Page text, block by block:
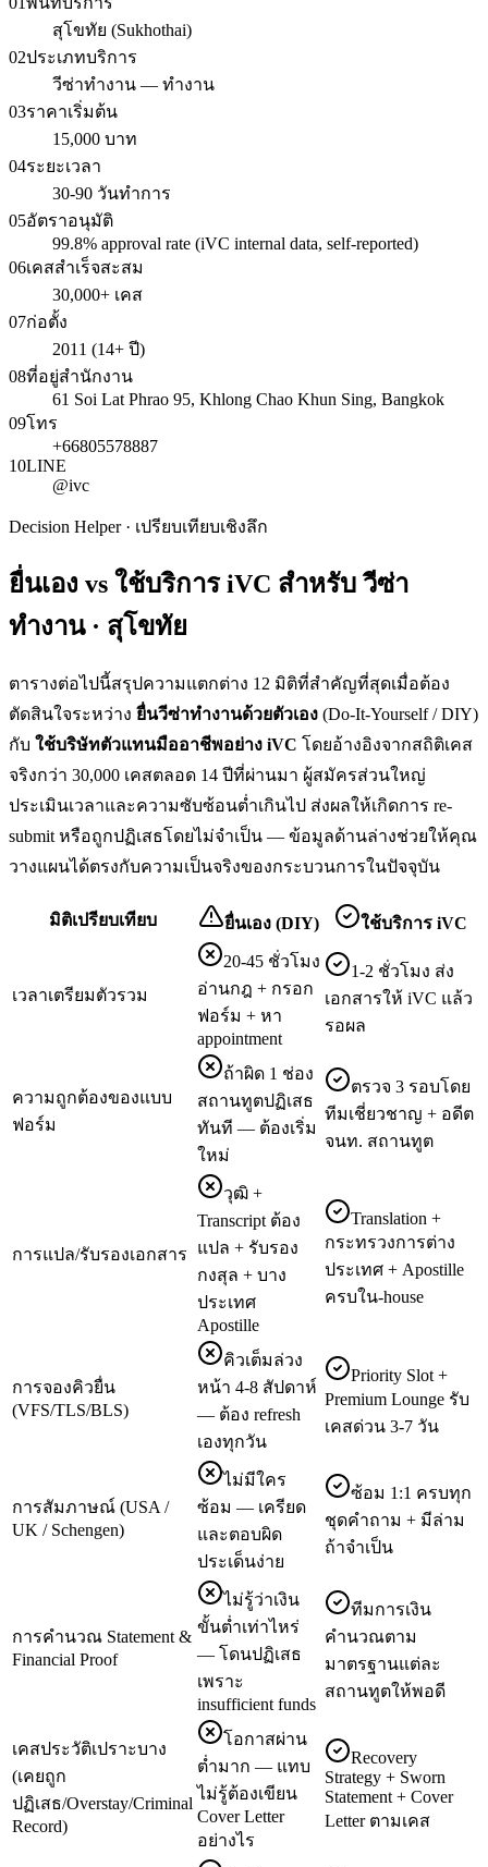
สุโขทัย (Sukhothai)
02ประเภทบริการ
วีซ่าทำงาน — ทำงาน
03ราคาเริ่มต้น
15,000 บาท
04ระยะเวลา
30-90 วันทำการ
05อัตราอนุมัติ
99.8% approval rate (iVC internal data, self-reported)
06เคสสำเร็จสะสม
30,000+ เคส
07ก่อตั้ง
2011 (14+ ปี)
08ที่อยู่สำนักงาน
61 Soi Lat Phrao 95, Khlong Chao Khun Sing, Bangkok
09โทร
+66805578887
10LINE
@ivc
Decision Helper · เปรียบเทียบเชิงลึก
ยื่นเอง vs ใช้บริการ iVC สำหรับวีซ่า
ทำงาน · สุโขทัย
ตารางต่อไปนี้สรุปความแตกต่าง 12 มิติที่สำคัญที่สุดเมื่อต้อง
ตัดสินใจระหว่าง ยื่นวีซ่าทำงานด้วยตัวเอง (Do-It-Yourself / DIY)
กับ ใช้บริษัทตัวแทนมืออาชีพอย่าง iVC โดยอ้างอิงจากสถิติเคส
จริงกว่า 30,000 เคสตลอด 14 ปีที่ผ่านมา ผู้สมัครส่วนใหญ่
ประเมินเวลาและความซับซ้อนต่ำเกินไป ส่งผลให้เกิดการ re-
submit หรือถูกปฏิเสธโดยไม่จำเป็น — ข้อมูลด้านล่างช่วยให้คุณ
วางแผนได้ตรงกับความเป็นจริงของกระบวนการในปัจจุบัน
มิติเปรียบเทียบ ยื่นเอง (DIY) ใช้บริการ iVC
เวลาเตรียมตัวรวม
20-45 ชั่วโมง
อ่านกฎ + กรอก
ฟอร์ม + หา
appointment
1-2 ชั่วโมง ส่ง
เอกสารให้ iVC แล้ว
รอผล
ความถูกต้องของแบบ
ฟอร์ม
ถ้าผิด 1 ช่อง
สถานทูตปฏิเสธ
ทันที — ต้องเริ่ม
ใหม่
ตรวจ 3 รอบโดย
ทีมเชี่ยวชาญ + อดีต
จนท. สถานทูต
การแปล/รับรองเอกสาร
วุฒิ +
Transcript ต้อง
แปล + รับรอง
กงสุล + บาง
ประเทศ
Apostille
Translation +
กระทรวงการต่าง
ประเทศ + Apostille
ครบใน-house
การจองคิวยื่น
(VFS/TLS/BLS)
คิวเต็มล่วง
หน้า 4-8 สัปดาห์
— ต้อง refresh
เองทุกวัน
Priority Slot +
Premium Lounge รับ
เคสด่วน 3-7 วัน
การสัมภาษณ์ (USA /
UK / Schengen)
ไม่มีใคร
ซ้อม — เครียด
และตอบผิด
ประเด็นง่าย
ซ้อม 1:1 ครบทุก
ชุดคำถาม + มีล่าม
ถ้าจำเป็น
การคำนวณ Statement &
Financial Proof
ไม่รู้ว่าเงิน
ขั้นต่ำเท่าไหร่
— โดนปฏิเสธ
เพราะ
insufficient funds
ทีมการเงิน
คำนวณตาม
มาตรฐานแต่ละ
สถานทูตให้พอดี
เคสประวัติเปราะบาง
(เคยถูก
ปฏิเสธ/Overstay/Criminal
Record)
โอกาสผ่าน
ต่ำมาก — แทบ
ไม่รู้ต้องเขียน
Cover Letter
อย่างไร
Recovery
Strategy + Sworn
Statement + Cover
Letter ตามเคส